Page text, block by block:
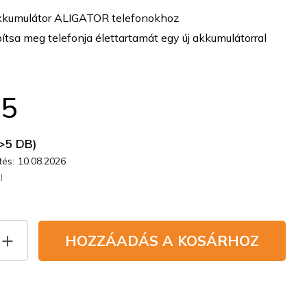
DB)
10.08.2026
HOZZÁADÁS A KOSÁRHOZ
ALIGATOR telefonokhoz
meg telefonja élettartamát egy új akkumulátorral